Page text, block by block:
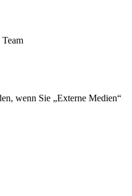
wenn Sie „Externe Medien“